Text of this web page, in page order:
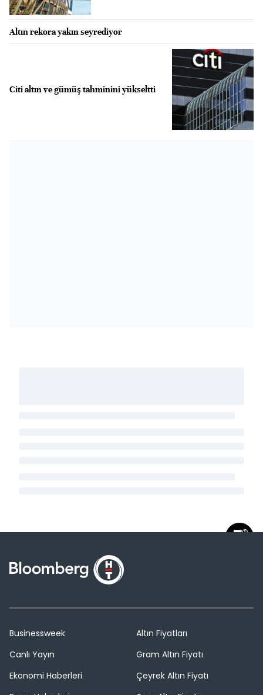
Altın rekora yakın seyrediyor
Citi altın ve gümüş tahminini yükseltti
Businessweek
Canlı Yayın
Ekonomi Haberleri
Altın Fiyatları
Gram Altın Fiyatı
Çeyrek Altın Fiyatı